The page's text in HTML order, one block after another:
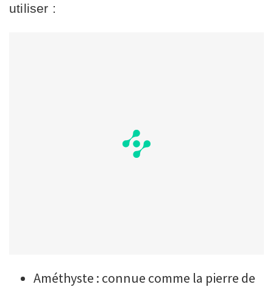
utiliser :
Améthyste : connue comme la pierre de